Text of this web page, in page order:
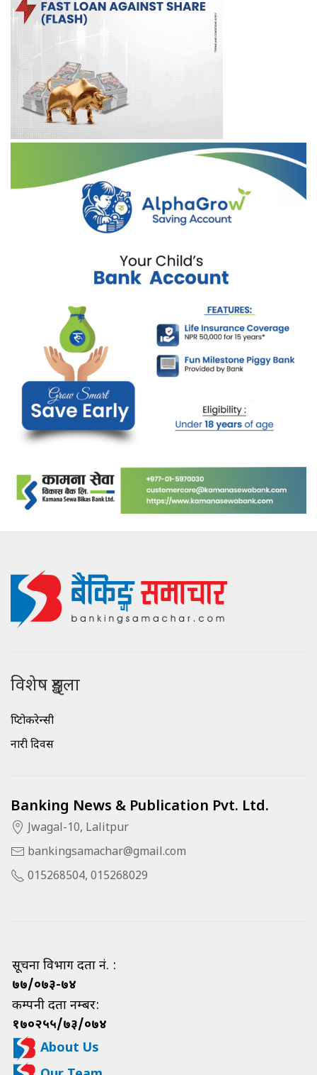
विशेष शृङ्खला
क्रिप्टोकरेन्सी
नारी दिवस
Banking News & Publication Pvt. Ltd.
Jwagal-10, Lalitpur
bankingsamachar@gmail.com
015268504, 015268029
सूचना विभाग दर्ता नं. :
७७/०७३-७४
कम्पनी दर्ता नम्बर:
१७०२५५/७३/०७४
About Us